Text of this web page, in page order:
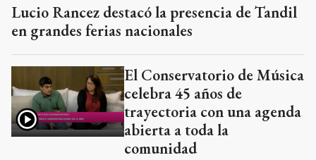
Lucio Rancez destacó la presencia de Tandil
en grandes ferias nacionales
El Conservatorio de Música
celebra 45 años de
trayectoria con una agenda
abierta a toda la
comunidad